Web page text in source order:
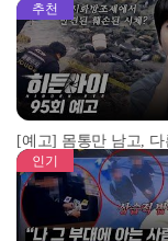
추천
인기